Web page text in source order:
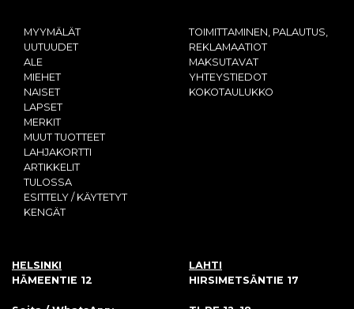
MYYMÄLÄT
UUTUUDET
ALE
MIEHET
NAISET
LAPSET
MERKIT
MUUT TUOTTEET
LAHJAKORTTI
ARTIKKELIT
TULOSSA
ESITTELY / KÄYTETYT
KENGÄT
TOIMITTAMINEN, PALAUTUS,
REKLAMAATIOT
MAKSUTAVAT
YHTEYSTIEDOT
KOKOTAULUKKO
HELSINKI
HÄMEENTIE 12
LAHTI
HIRSIMETSÄNTIE 17